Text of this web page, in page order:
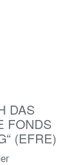
DAS
FONDS
(EFRE)